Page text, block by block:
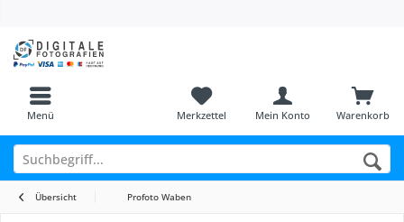
Menü Warenkorb
Merkzettel Mein Konto
Übersicht Profoto Waben